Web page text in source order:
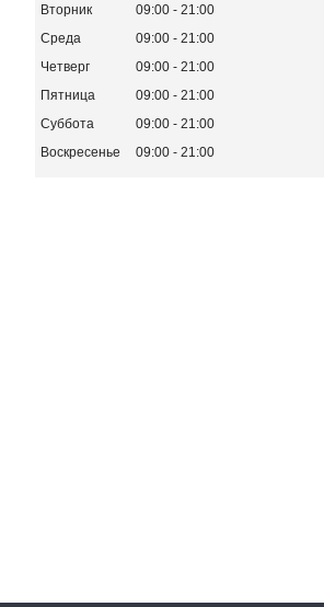
Вторник
09:00
21:00
Среда
09:00
21:00
Четверг
09:00
21:00
Пятница
09:00
21:00
Суббота
09:00
21:00
Воскресенье
09:00 21:00